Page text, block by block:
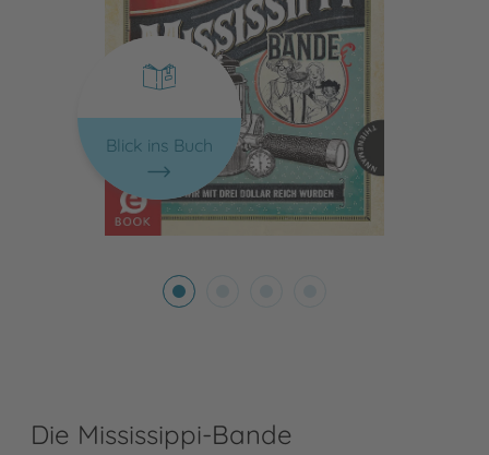
Blick ins Buch
Die Mississippi-Bande